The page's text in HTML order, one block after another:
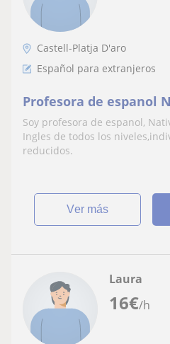
Castell-Platja D'aro
Español para extranjeros
Profesora de espanol
Soy profesora de espanol,
Ingles de todos los
reducidos.
ver más
16€/h
Laura